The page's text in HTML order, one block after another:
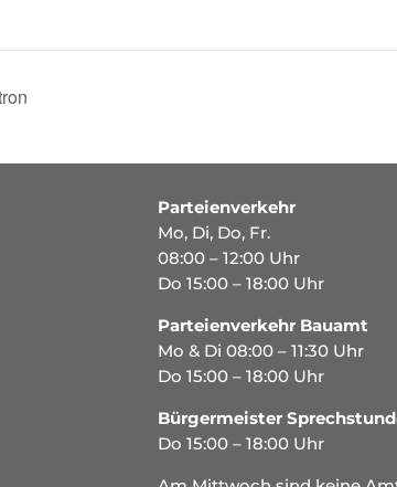
Parteienverkehr
Mo, Di, Do, Fr.
08:00 – 12:00 Uhr
Do 15:00 – 18:00 Uhr
Parteienverkehr Bauamt
Mo & Di 08:00 – 11:30 Uhr
Do 15:00 – 18:00 Uhr
Bürgermeister
Do 15:00 – 18:00 Uhr